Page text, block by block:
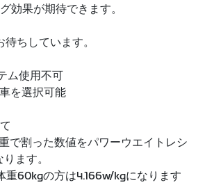
効果が期待できます。
ちしています。
ム使用不可
を選択可能
で割った数値をパワーウエイトレシ
ます。
重60kgの方は4.166w/kgになります